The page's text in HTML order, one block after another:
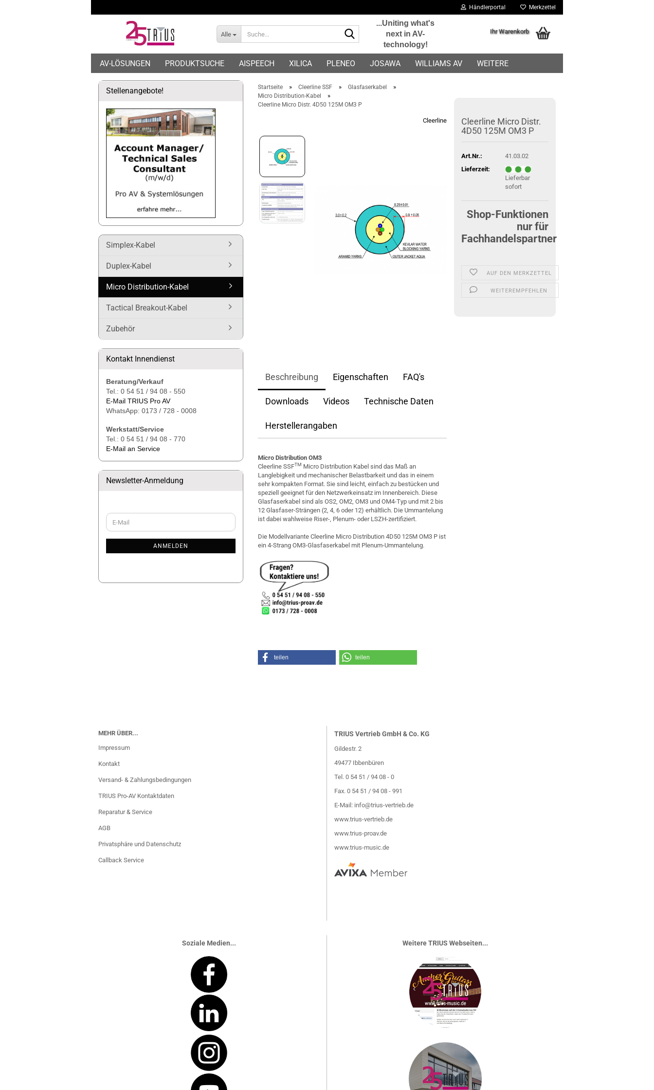
Händlerportal
E-Mail
Passwort
Merkzettel
Alle
...Uniting what's
next in AV-
technology!
Ihr Warenkorb
AV-LÖSUNGEN PRODUKTSUCHE AISPEECH XILICA PLENEO JOSAWA WILLIAMS AV WEITERE
Startseite » Cleerline SSF » Glasfaserkabel »
Micro Distribution-Kabel »
Cleerline Micro Distr. 4D50 125M OM3 P
Cleerline
Cleerline Micro Distr.
4D50 125M OM3 P
Art.Nr.:
41.03.02
Lieferzeit:
Lieferbar
sofort
Shop-Funktionen
nur für
Fachhandelspartner
AUF DEN MERKZETTEL
WEITEREMPFEHLEN
Beschreibung Eigenschaften FAQ's
Downloads Videos Technische Daten
Herstellerangaben
Micro Distribution OM3
Cleerline SSFTM Micro Distribution Kabel sind das Maß an
Langlebigkeit und mechanischer Belastbarkeit und das in einem
sehr kompakten Format. Sie sind leicht, einfach zu bestücken und
speziell geeignet für den Netzwerkeinsatz im Innenbereich. Diese
Glasfaserkabel sind als OS2, OM2, OM3 und OM4-Typ und mit 2 bis
12 Glasfaser-Strängen (2, 4, 6 oder 12) erhältlich. Die Ummantelung
ist dabei wahlweise Riser-, Plenum- oder LSZH-zertifiziert.
Die Modellvariante Cleerline Micro Distribution 4D50 125M OM3 P ist
ein 4-Strang OM3-Glasfaserkabel mit Plenum-Ummantelung.
teilen teilen
Stellenangebote!
Simplex-Kabel
Duplex-Kabel
Micro Distribution-Kabel
Tactical Breakout-Kabel
Zubehör
Kontakt Innendienst
Beratung/Verkauf
Tel.: 0 54 51 / 94 08 - 550
E-Mail TRIUS Pro AV
WhatsApp: 0173 / 728 - 0008
Werkstatt/Service
Tel.: 0 54 51 / 94 08 - 770
E-Mail an Service
Newsletter-Anmeldung
WEITER
ZUR
E-
Mail
ANMELDEN
MEHR ÜBER...
Impressum
Kontakt
Versand- & Zahlungsbedingungen
TRIUS Pro-AV Kontaktdaten
Reparatur & Service
AGB
Privatsphäre und Datenschutz
Callback Service
TRIUS Vertrieb GmbH & Co. KG
Gildestr. 2
49477 Ibbenbüren
Tel. 0 54 51 / 94 08 - 0
Fax. 0 54 51 / 94 08 - 991
E-Mail: info@trius-vertrieb.de
www.trius-vertrieb.de
www.trius-proav.de
www.trius-music.de
Soziale Medien... Weitere TRIUS Webseiten...